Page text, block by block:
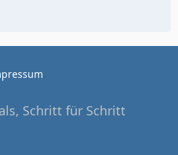
Schritt für Schritt